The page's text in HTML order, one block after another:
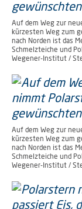
Auf dem Weg zur
kürzesten Weg zum
nach Norden ist das
Schmelzteiche und
Wegener-Institut /
Auf dem Weg zur
kürzesten Weg zum
nach Norden ist das
Schmelzteiche und
Wegener-Institut /